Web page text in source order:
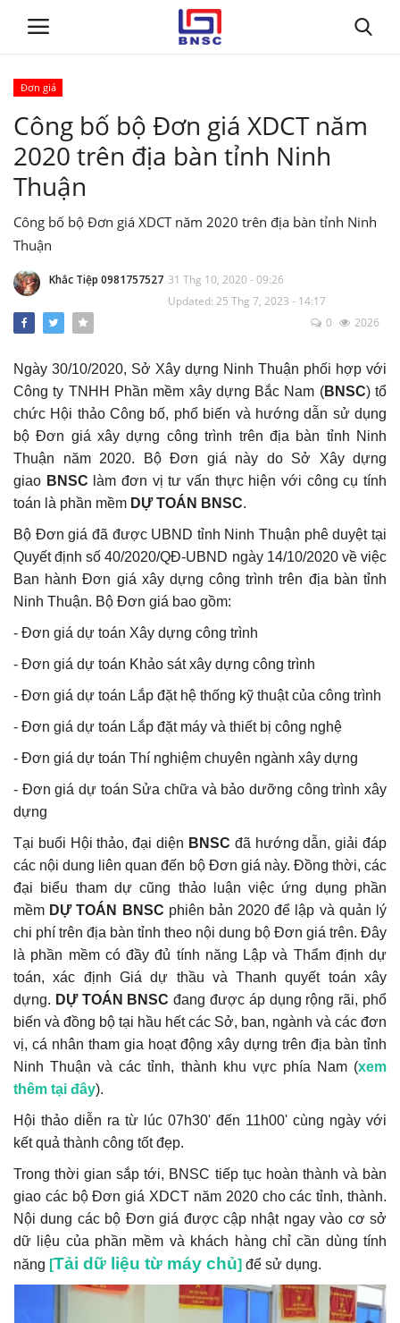
Trang chủ
Giới thiệu
Tin tức
Dự toán BNSC
Đào Tạo
Đơn giá
Công bố bộ Đơn giá XDCT năm
2020 trên địa bàn tỉnh Ninh
Thuận
Công bố bộ Đơn giá XDCT năm 2020 trên địa bàn tỉnh Ninh
Thuận
Khắc Tiệp 0981757527 31 Thg 10, 2020 - 09:26
Updated: 25 Thg 7, 2023 - 14:17
0
2026
Ngày 30/10/2020, Sở Xây dựng Ninh Thuận phối hợp với
Công ty TNHH Phần mềm xây dựng Bắc Nam (BNSC) tổ
chức Hội thảo Công bố, phổ biến và hướng dẫn sử dụng
bộ Đơn giá xây dựng công trình trên địa bàn tỉnh Ninh
Thuận năm 2020. Bộ Đơn giá này do Sở Xây dựng
giao BNSC làm đơn vị tư vấn thực hiện với công cụ tính
toán là phần mềm DỰ TOÁN BNSC.
Bộ Đơn giá đã được UBND tỉnh Ninh Thuận phê duyệt tại
Quyết định số 40/2020/QĐ-UBND ngày 14/10/2020 về việc
Ban hành Đơn giá xây dựng công trình trên địa bàn tỉnh
Ninh Thuận. Bộ Đơn giá bao gồm:
- Đơn giá dự toán Xây dựng công trình
- Đơn giá dự toán Khảo sát xây dựng công trình
- Đơn giá dự toán Lắp đặt hệ thống kỹ thuật của công trình
- Đơn giá dự toán Lắp đặt máy và thiết bị công nghệ
- Đơn giá dự toán Thí nghiệm chuyên ngành xây dựng
- Đơn giá dự toán Sửa chữa và bảo dưỡng công trình xây
dựng
Tại buổi Hội thảo, đại diện BNSC đã hướng dẫn, giải đáp
các nội dung liên quan đến bộ Đơn giá này. Đồng thời, các
đại biểu tham dự cũng thảo luận việc ứng dụng phần
mềm DỰ TOÁN BNSC phiên bản 2020 để lập và quản lý
chi phí trên địa bàn tỉnh theo nội dung bộ Đơn giá trên. Đây
là phần mềm có đầy đủ tính năng Lập và Thẩm định dự
toán, xác định Giá dự thầu và Thanh quyết toán xây
dựng. DỰ TOÁN BNSC đang được áp dụng rộng rãi, phổ
biến và đồng bộ tại hầu hết các Sở, ban, ngành và các đơn
vị, cá nhân tham gia hoạt động xây dựng trên địa bàn tỉnh
Ninh Thuận và các tỉnh, thành khu vực phía Nam (xem
thêm tại đây).
Hội thảo diễn ra từ lúc 07h30' đến 11h00' cùng ngày với
kết quả thành công tốt đẹp.
Trong thời gian sắp tới, BNSC tiếp tục hoàn thành và bàn
giao các bộ Đơn giá XDCT năm 2020 cho các tỉnh, thành.
Nội dung các bộ Đơn giá được cập nhật ngay vào cơ sở
dữ liệu của phần mềm và khách hàng chỉ cần dùng tính
năng [Tải dữ liệu từ máy chủ] để sử dụng.